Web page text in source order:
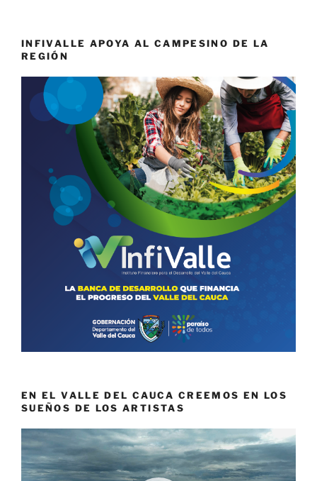
INFIVALLE APOYA AL CAMPESINO DE LA
REGIÓN
EN EL VALLE DEL CAUCA CREEMOS EN LOS
SUEÑOS DE LOS ARTISTAS
Reproductor
de
vídeo